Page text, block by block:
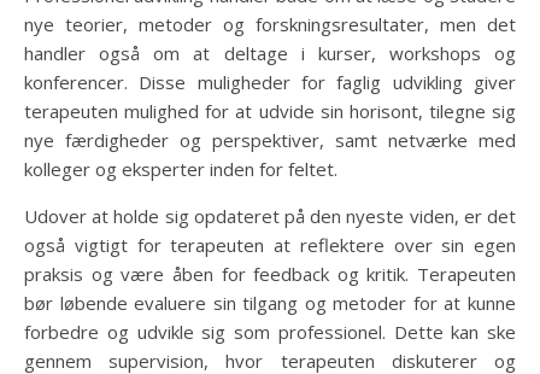
nye teorier, metoder og forskningsresultater, men det
handler også om at deltage i kurser, workshops og
konferencer. Disse muligheder for faglig udvikling giver
terapeuten mulighed for at udvide sin horisont, tilegne sig
nye færdigheder og perspektiver, samt netværke med
kolleger og eksperter inden for feltet.
Udover at holde sig opdateret på den nyeste viden, er det
også vigtigt for terapeuten at reflektere over sin egen
praksis og være åben for feedback og kritik. Terapeuten
bør løbende evaluere sin tilgang og metoder for at kunne
forbedre og udvikle sig som professionel. Dette kan ske
gennem supervision, hvor terapeuten diskuterer og